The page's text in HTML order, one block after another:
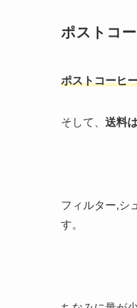
ポストコ
ポストコーヒ
そして、 送料
フィルター,シ
す。